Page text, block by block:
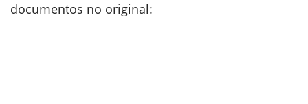
documentos no original: